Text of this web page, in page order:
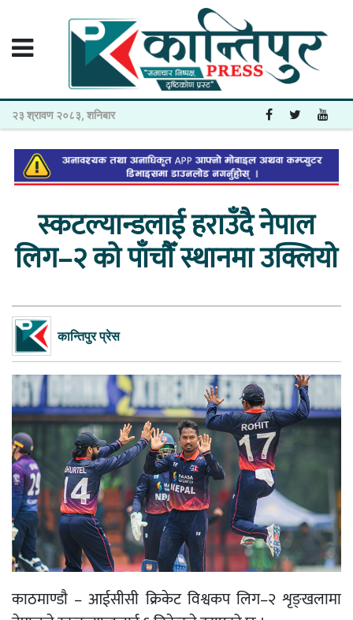
२३ श्रावण २०८३, शनिबार
स्कटल्यान्डलाई हराउँदै नेपाल
लिग–२ काे पाँचाैँ स्थानमा उक्लियाे
कान्तिपुर प्रेस
काठमाण्डाै – आईसीसी क्रिकेट विश्वकप लिग–२ शृङ्खलामा